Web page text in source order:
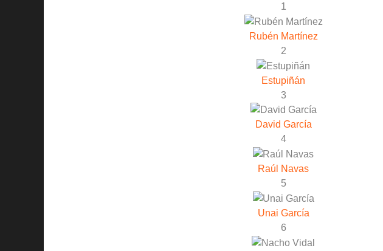
1
Rubén Martínez
2
Estupiñán
3
David García
4
Raúl Navas
5
Unai García
6